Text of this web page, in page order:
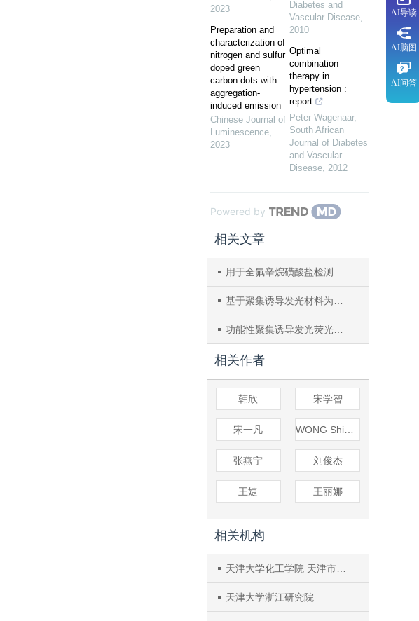
2023
Preparation and
characterization of
nitrogen and sulfur
doped green
carbon dots with
aggregation-
induced emission
Chinese Journal of
Luminescence,
2023
Diabetes and
Vascular Disease,
2010
Optimal
combination
therapy in
hypertension :
report
Peter Wagenaar,
South African
Journal of Diabetes
and Vascular
Disease, 2012
Powered by
相关文章
用于全氟辛烷磺酸盐检测的“开启”式荧光探针
基于聚集诱导发光材料为蓝光发射的磷光超薄层结构荧光/磷光混合型白光有机发光二极管
功能性聚集诱导发光荧光涂层研究进展
相关作者
韩欣 宋学智
宋一凡
张燕宁 刘俊杰
王婕 王丽娜
相关机构
天津大学化工学院 天津市膜科学与海水淡化技术重点实验室
天津大学浙江研究院
AI导读
AI脑图
AI问答